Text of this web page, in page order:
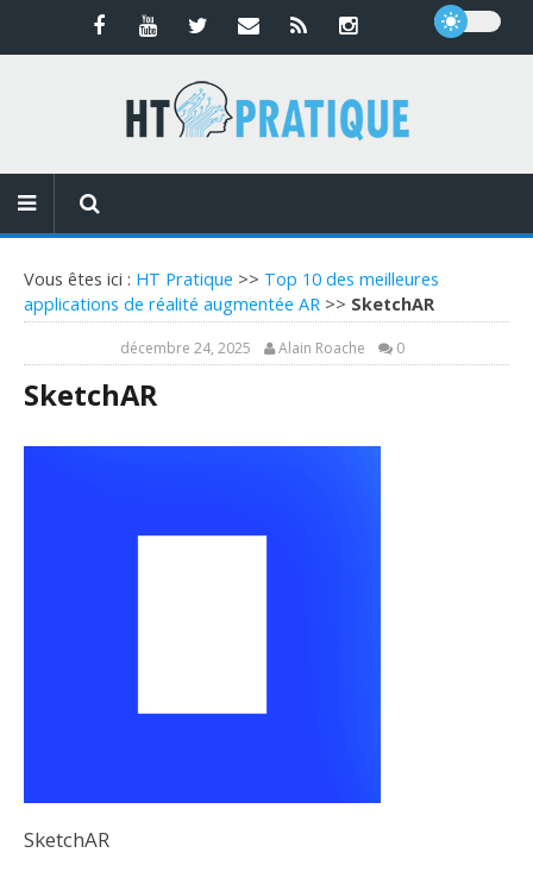
Vous êtes ici : HT Pratique >> Top 10 des meilleures
applications de réalité augmentée AR >> SketchAR
décembre 24, 2025 Alain Roache 0
SketchAR
SketchAR